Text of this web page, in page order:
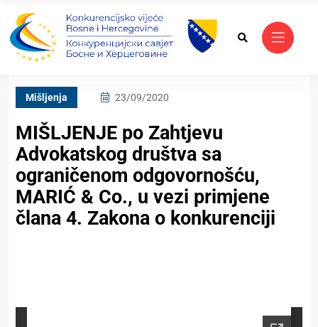
Mišljenja 23/09/2020
MIŠLJENJE po Zahtjevu
Advokatskog društva sa
ograničenom odgovornošću,
MARIĆ & Co., u vezi primjene
člana 4. Zakona o konkurenciji